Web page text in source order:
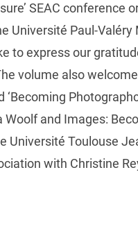
SEAC conference
Université Paul-
to express our
volume also
‘Becoming
Woolf and Images:
Université Toulouse
with Christine